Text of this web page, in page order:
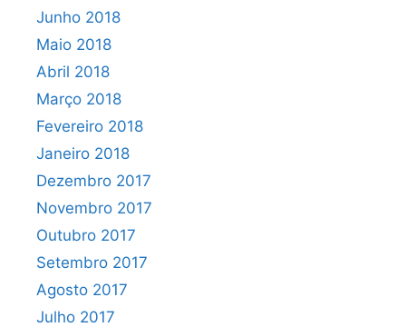
Junho 2018
Maio 2018
Abril 2018
Março 2018
Fevereiro 2018
Janeiro 2018
Dezembro 2017
Novembro 2017
Outubro 2017
Setembro 2017
Agosto 2017
Julho 2017